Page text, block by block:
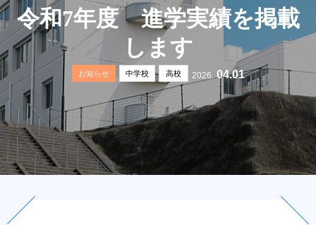
令和7年度 進学実績を掲載
します
お知らせ 中学校 高校 2026. 04.01